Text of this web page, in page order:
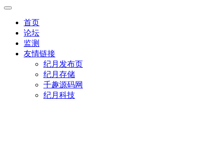
首页
论坛
监测
友情链接
纪月发布页
纪月存储
千趣源码网
纪月科技